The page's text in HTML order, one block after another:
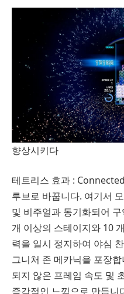
향상시키다
테트리스 효과 :
루브로 바꿉니다. 여기서
및 비주얼과 동기화되어
개 이상의 스테이지와 10
력을 일시 정지하여 야심
그니처 존 메카닉을 포장
되지 않은 프레임 속도 및
즉각적인 느낌으로 만듭니